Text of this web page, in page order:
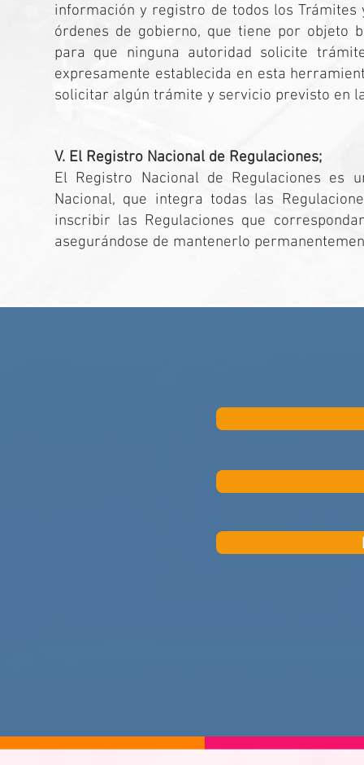
información y registro de todos los
órdenes de gobierno, que tiene por objeto
para que ninguna autoridad solicite
expresamente establecida en esta
solicitar algún trámite y servicio previsto en
V. El Registro Nacional de Regulaciones;
El Registro Nacional de Regulaciones es
Nacional, que integra todas las
inscribir las Regulaciones que
asegurándose de mantenerlo